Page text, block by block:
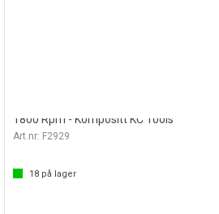
1800 Rpm - Kompositt KC Tools
Art.nr: F2929
18 på lager